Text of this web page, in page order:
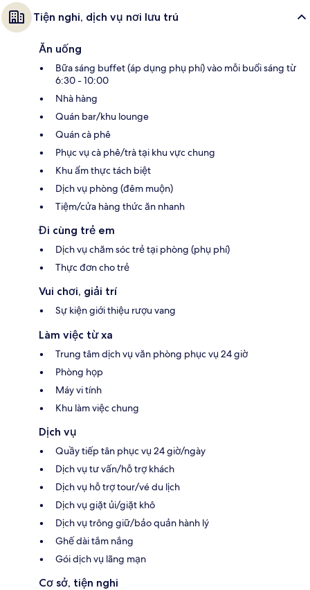
Tiện nghi, dịch vụ nơi lưu trú
Ăn uống
Bữa sáng buffet (áp dụng phụ phí) vào mỗi buổi sáng từ
6:30 - 10:00
Nhà hàng
Quán bar/khu lounge
Quán cà phê
Phục vụ cà phê/trà tại khu vực chung
Khu ẩm thực tách biệt
Dịch vụ phòng (đêm muộn)
Tiệm/cửa hàng thức ăn nhanh
Đi cùng trẻ em
Dịch vụ chăm sóc trẻ tại phòng (phụ phí)
Thực đơn cho trẻ
Vui chơi, giải trí
Sự kiện giới thiệu rượu vang
Làm việc từ xa
Trung tâm dịch vụ văn phòng phục vụ 24 giờ
Phòng họp
Máy vi tính
Khu làm việc chung
Dịch vụ
Quầy tiếp tân phục vụ 24 giờ/ngày
Dịch vụ tư vấn/hỗ trợ khách
Dịch vụ hỗ trợ tour/vé du lịch
Dịch vụ giặt ủi/giặt khô
Dịch vụ trông giữ/bảo quản hành lý
Ghế dài tắm nắng
Gói dịch vụ lãng mạn
Cơ sở, tiện nghi